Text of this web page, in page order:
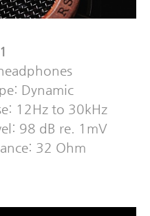
Dynamic
12Hz to 30kHz
98 dB re. 1mV
32 Ohm